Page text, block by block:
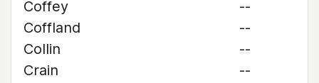
Coffey
--
Coffland
--
Collin
--
Crain
--